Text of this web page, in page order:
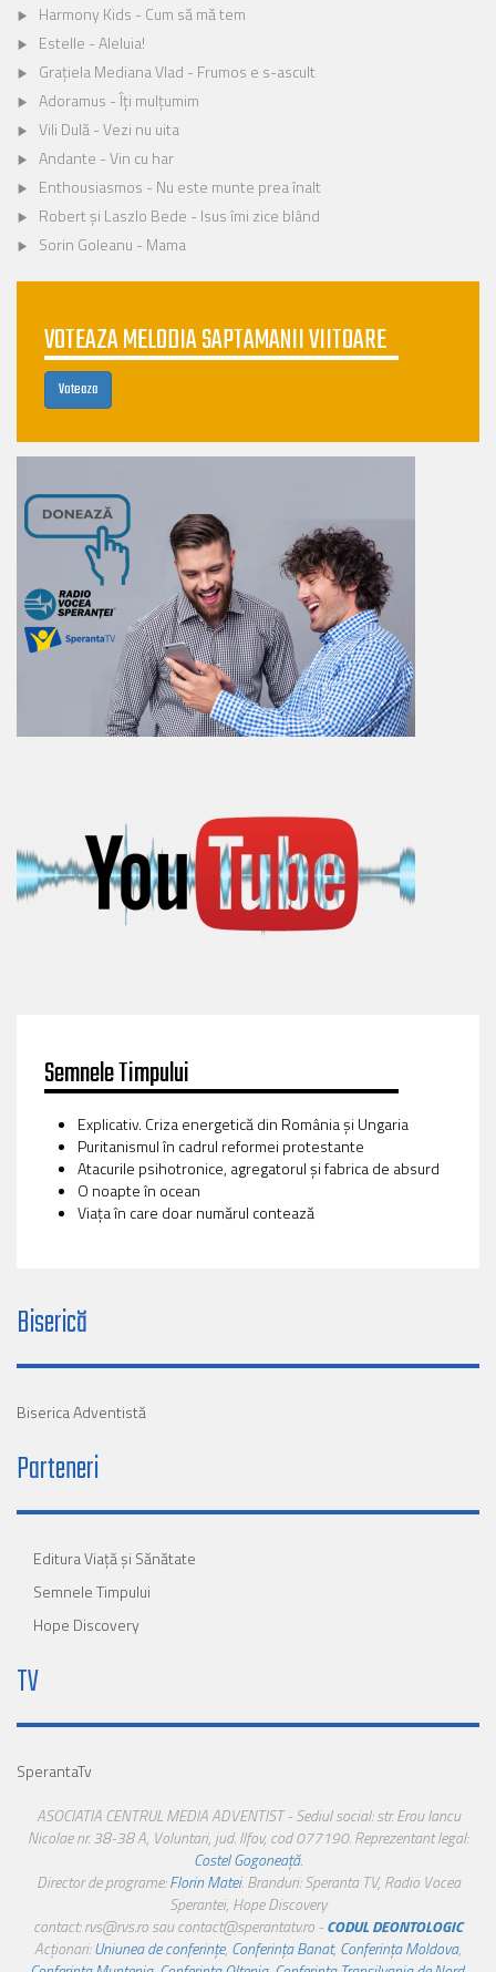
Harmony Kids - Cum să mă tem
Estelle - Aleluia!
Grațiela Mediana Vlad - Frumos e s-ascult
Adoramus - Îți mulțumim
Vili Dulă - Vezi nu uita
Andante - Vin cu har
Enthousiasmos - Nu este munte prea înalt
Robert şi Laszlo Bede - Isus îmi zice blând
Sorin Goleanu - Mama
VOTEAZA MELODIA SAPTAMANII VIITOARE
Voteaza
Semnele Timpului
Explicativ. Criza energetică din România și Ungaria
Puritanismul în cadrul reformei protestante
Atacurile psihotronice, agregatorul și fabrica de absurd
O noapte în ocean
Viaţa în care doar numărul contează
Biserică
Biserica Adventistă
Parteneri
Editura Viaţă şi Sănătate
Semnele Timpului
Hope Discovery
TV
SperantaTv
ASOCIATIA CENTRUL MEDIA ADVENTIST - Sediul social: str. Erou Iancu
Nicolae nr. 38-38 A, Voluntari, jud. Ilfov, cod 077190. Reprezentant legal:
Costel Gogoneață.
Director de programe:Florin Matei. Branduri: Speranta TV, Radio Vocea
Sperantei, Hope Discovery
contact: rvs@rvs.ro sau contact@sperantatv.ro -CODUL DEONTOLOGIC
Acționari:Uniunea de conferințe, Conferința Banat, Conferința Moldova,